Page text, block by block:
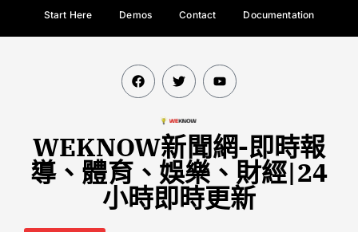
Start Here Demos Contact Documentation
WEKNOW新聞網-即時報
導、體育、娛樂、財經|24
小時即時更新